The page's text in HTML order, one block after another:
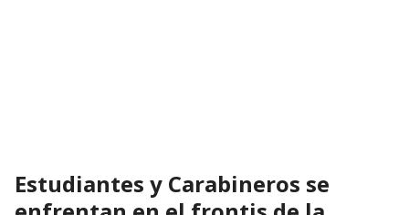
Estudiantes y Carabineros se